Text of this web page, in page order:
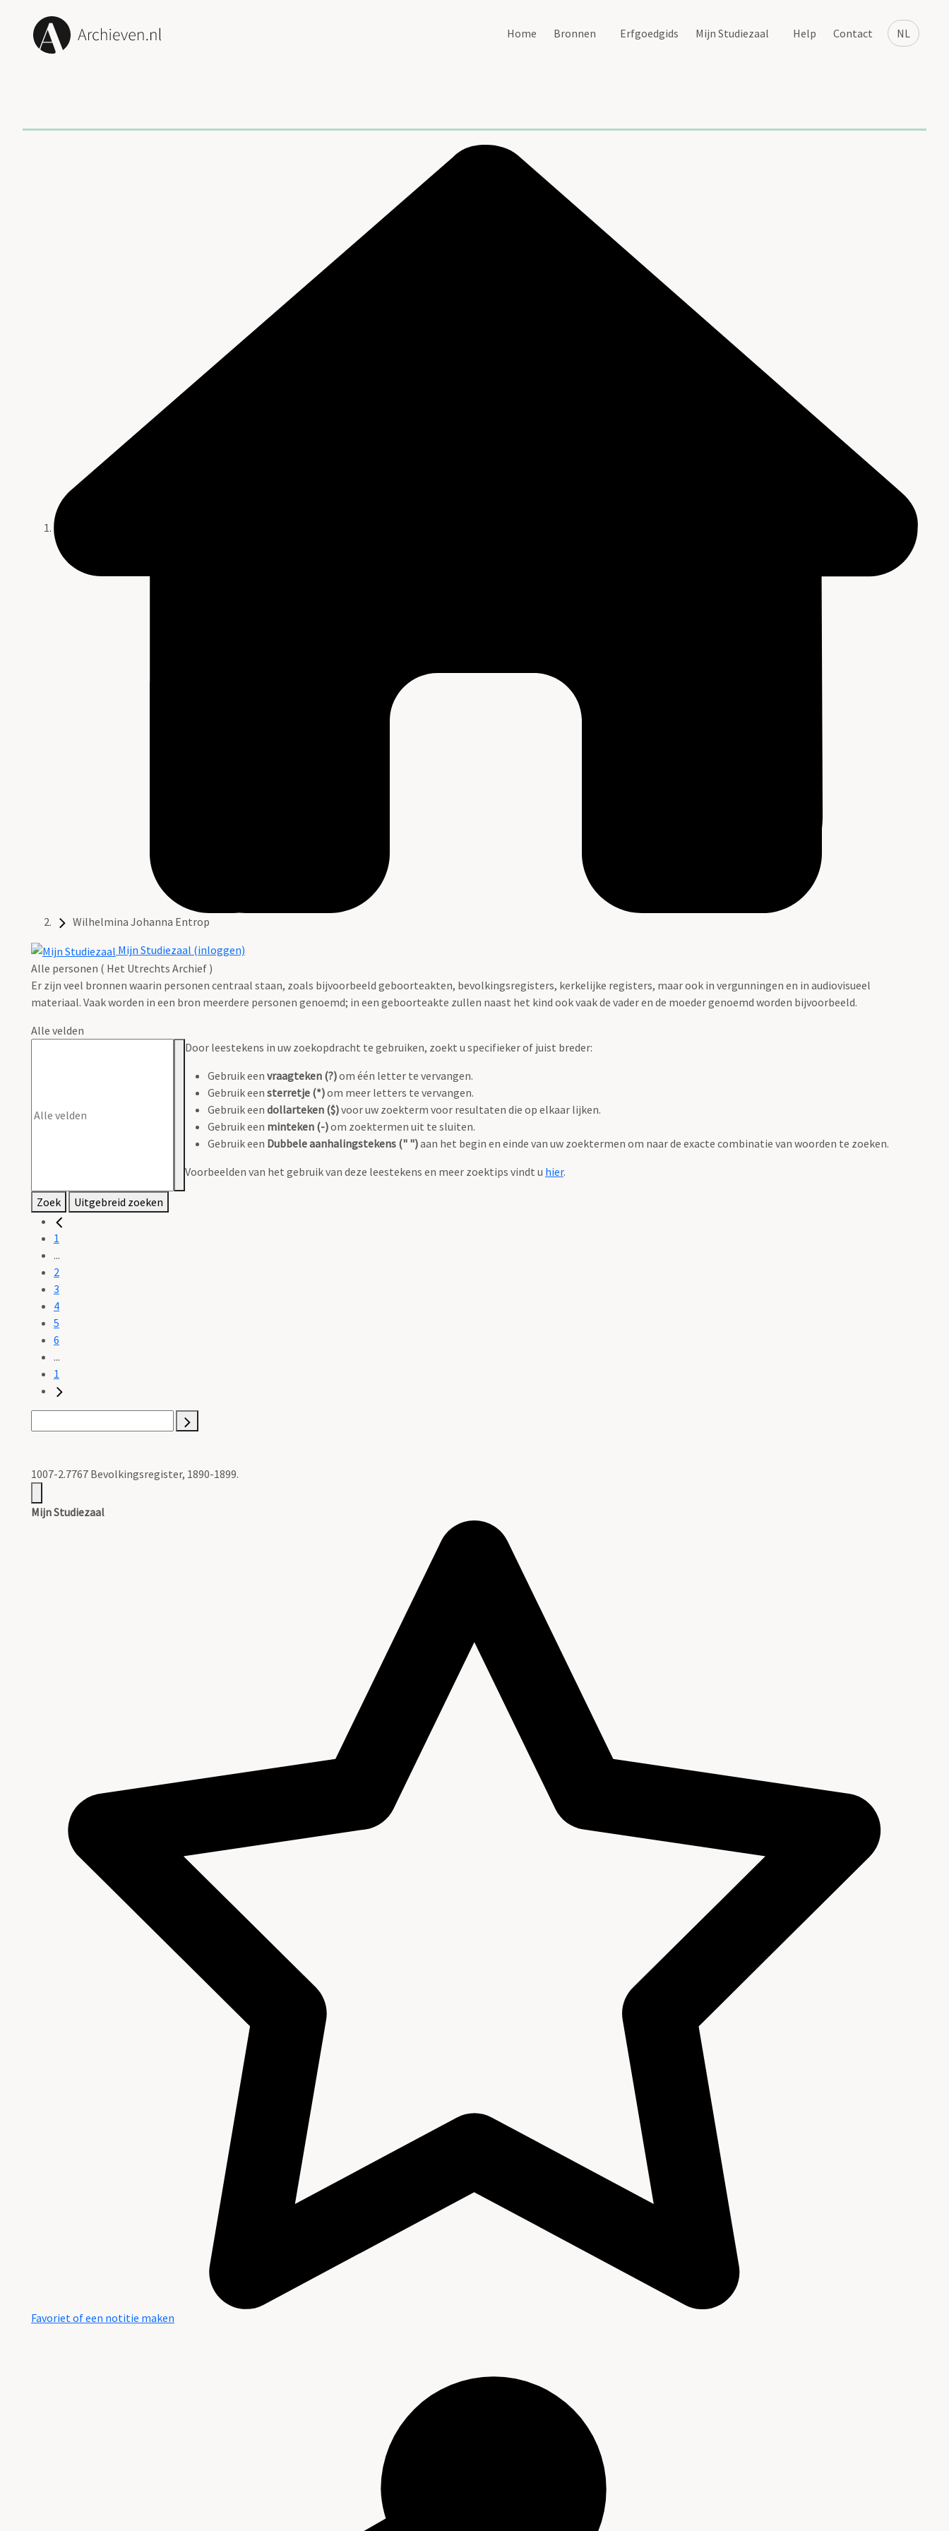
NL
Home Bronnen Erfgoedgids Mijn Studiezaal Help Contact
Wilhelmina Johanna Entrop
Mijn Studiezaal (inloggen)
Alle personen ( Het Utrechts Archief )
Er zijn veel bronnen waarin personen centraal staan, zoals bijvoorbeeld geboorteakten, bevolkingsregisters, kerkelijke registers, maar ook in vergunningen en in audiovisueel
materiaal. Vaak worden in een bron meerdere personen genoemd; in een geboorteakte zullen naast het kind ook vaak de vader en de moeder genoemd worden bijvoorbeeld.
Alle velden
Door leestekens in uw zoekopdracht te gebruiken, zoekt u specifieker of juist breder:
Gebruik een vraagteken (?)om één letter te vervangen.
Gebruik een sterretje (*)om meer letters te vervangen.
Gebruik een dollarteken ($)voor uw zoekterm voor resultaten die op elkaar lijken.
Gebruik een minteken (-)om zoektermen uit te sluiten.
Gebruik een Dubbele aanhalingstekens (" ")aan het begin en einde van uw zoektermen om naar de exacte combinatie van woorden te zoeken.
Voorbeelden van het gebruik van deze leestekens en meer zoektips vindt u hier.
Zoek Uitgebreid zoeken
1
...
2
3
4
5
6
...
1
1007-2.7767 Bevolkingsregister, 1890-1899.
Mijn Studiezaal
Favoriet of een notitie maken